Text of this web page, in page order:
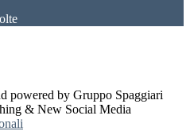
powered by Gruppo Spaggiari
& New Social Media